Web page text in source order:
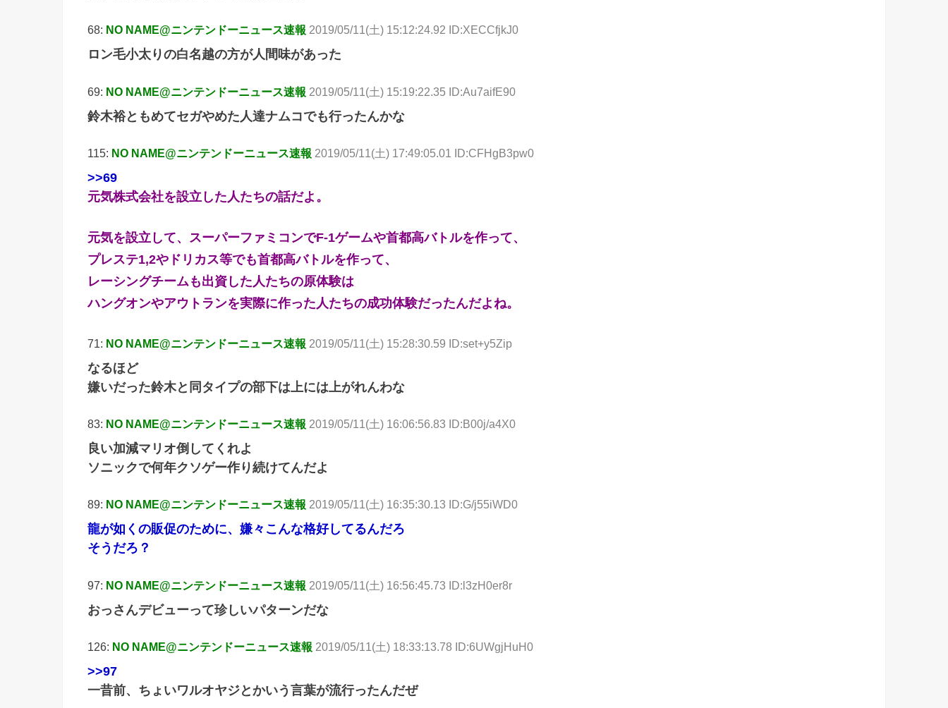
68: NO NAME@ニンテンドーニュース速報 2019/05/11(土) 15:12:24.92 ID:XECCfjkJ0
ロン毛小太りの白名越の方が人間味があった
69: NO NAME@ニンテンドーニュース速報 2019/05/11(土) 15:19:22.35 ID:Au7aifE90
鈴木裕ともめてセガやめた人達ナムコでも行ったんかな
115: NO NAME@ニンテンドーニュース速報 2019/05/11(土) 17:49:05.01 ID:CFHgB3pw0
>>69
元気株式会社を設立した人たちの話だよ。
元気を設立して、スーパーファミコンでF-1ゲームや首都高バトルを作って、
プレステ1,2やドリカス等でも首都高バトルを作って、
レーシングチームも出資した人たちの原体験は
ハングオンやアウトランを実際に作った人たちの成功体験だったんだよね。
71: NO NAME@ニンテンドーニュース速報 2019/05/11(土) 15:28:30.59 ID:set+y5Zip
なるほど
嫌いだった鈴木と同タイプの部下は上には上がれんわな
83: NO NAME@ニンテンドーニュース速報 2019/05/11(土) 16:06:56.83 ID:B00j/a4X0
良い加減マリオ倒してくれよ
ソニックで何年クソゲー作り続けてんだよ
89: NO NAME@ニンテンドーニュース速報 2019/05/11(土) 16:35:30.13 ID:G/j55iWD0
龍が如くの販促のために、嫌々こんな格好してるんだろ
そうだろ？
97: NO NAME@ニンテンドーニュース速報 2019/05/11(土) 16:56:45.73 ID:l3zH0er8r
おっさんデビューって珍しいパターンだな
126: NO NAME@ニンテンドーニュース速報 2019/05/11(土) 18:33:13.78 ID:6UWgjHuH0
>>97
一昔前、ちょいワルオヤジとかいう言葉が流行ったんだぜ